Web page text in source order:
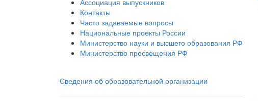
Контакты
Часто задаваемые вопросы
Национальные проекты России
Министерство науки и высшего образования РФ
Министерство просвещения РФ
Сведения об образовательной организации